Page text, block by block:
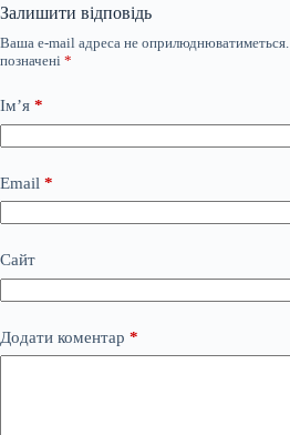
Залишити відповідь
Ваша e-mail адреса не оприлюднюватиметься.
позначені *
Ім’я *
Email *
Сайт
Додати коментар *